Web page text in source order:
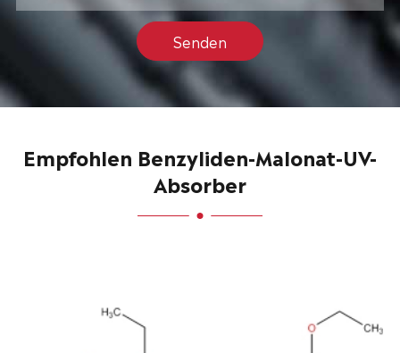
Senden
Empfohlen Benzyliden-Malonat-UV-
Absorber